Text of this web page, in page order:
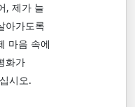
, 제가 늘
아가도록
마음 속에
화가
시오.